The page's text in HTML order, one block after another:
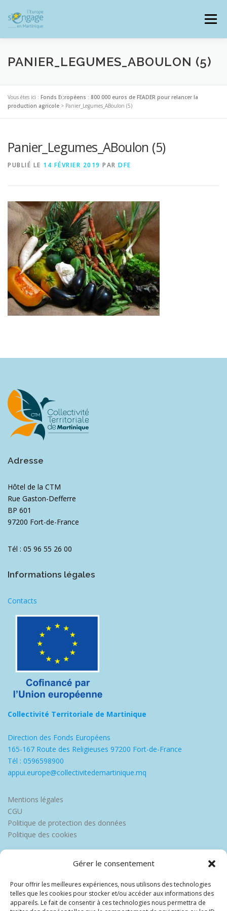
Gérer le consentement
Pour offrir les meilleures expériences, nous utilisons des technologies
telles que les cookies pour stocker et/ou accéder aux informations des
appareils. Le fait de consentir à ces technologies nous permettra de
contenu
Menu
PROGRAMMES J’AI UN PROJET
SIGNALER UNE FRAUDE
PANIER_LEGUMES_ABOULON (5)
Vous êtes ici : Fonds Européens : 800 000 euros de FEADER pour relancer la
production agricole > Panier_Legumes_ABoulon (5)
Panier_Legumes_ABoulon (5)
PUBLIÉ LE 14 FÉVRIER 2019 PAR DFE
Adresse
Hôtel de la CTM
Rue Gaston-Defferre
BP 601
97200 Fort-de-France
Tél : 05 96 55 26 00
Informations légales
Contacts
Collectivité Territoriale de Martinique
Direction des Fonds Européens
165-167 Route des Religieuses 97200 Fort-de-France
Tél : 0596598900
appui.europe@collectivitedemartinique.mq
Mentions légales
CGU
Politique de protection des données
Politique des cookies